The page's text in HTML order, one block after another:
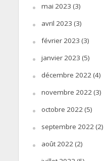
mai 2023 (3)
avril 2023 (3)
février 2023 (3)
janvier 2023 (5)
décembre 2022(4)
novembre 2022(3)
octobre 2022(5)
septembre 2022(2)
août 2022(2)